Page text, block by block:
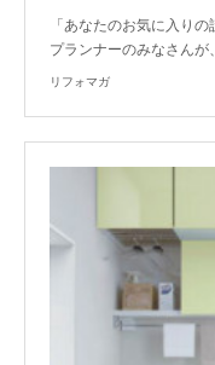
「あなたのお気に入り
プランナーのみなさん
リフォマガ